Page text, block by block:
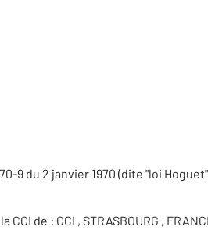
9 du 2 janvier 1970 (dite "loi
CCI de : CCI , STRASBOURG ,